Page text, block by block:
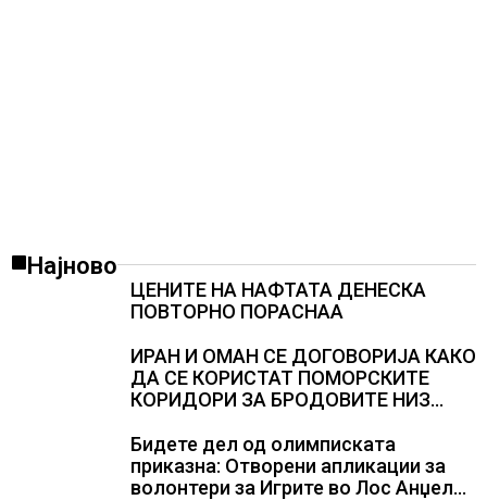
Најново
ЦЕНИТЕ НА НАФТАТА ДЕНЕСКА
ПОВТОРНО ПОРАСНАА
ИРАН И ОМАН СЕ ДОГОВОРИЈА КАКО
ДА СЕ КОРИСТАТ ПОМОРСКИТЕ
КОРИДОРИ ЗА БРОДОВИТЕ НИЗ
Бидете дел од олимписката
приказна: Отворени апликации за
волонтери за Игрите во Лос Анџелес